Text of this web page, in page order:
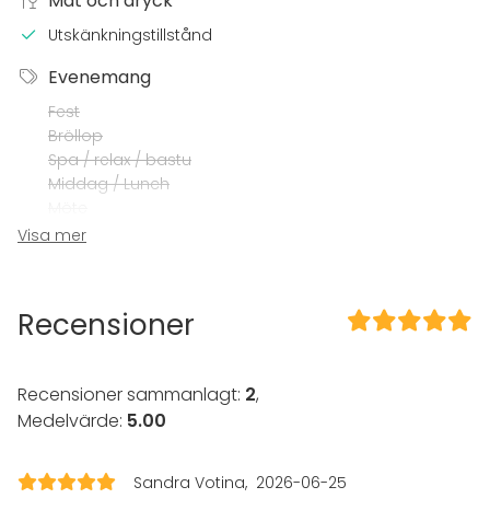
Utskänkningstillstånd
Evenemang
Fest
Bröllop
Spa / relax / bastu
Middag / Lunch
Konferens
Stuga / boende
Lokal
Aktiviteter
Visa mer
Recensioner
Recensioner sammanlagt: 2,
Medelvärde: 5.00
Sandra Votina 2026-06-25